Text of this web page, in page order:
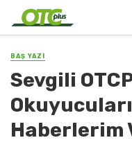
BAŞ YAZI
Sevgili
Haberlerim